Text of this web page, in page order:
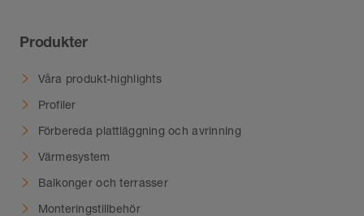
Produkter
Våra produkt-highlights
Profiler
Förbereda plattläggning och avrinning
Värmesystem
Balkonger och terrasser
Monteringstillbehör